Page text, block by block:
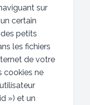
sur
certain
petits
les fichiers
de votre
cookies ne
») et un